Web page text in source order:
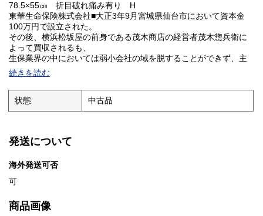
78.5×55㎝ 折目破れ痛み有り H
東華生命保険株式会社■大正3年9月宮城県仙台市において資本金
100万円で設立された。
その後、横浜松坂屋の前身である茂木商店の経営者茂木惣兵衛に
よって買収されるも、
生保業界の中においては弱小会社の域を脱することができず、主
務省である商工省の、
保険会社の整理統合を進めるべきとの方針もあり、昭和7年愛国生
命への包括移転に
伴い解散した。昭和6年12月31日時点の契約件数は、7,878件。
※HPに詳細画像UPしました。※発送はスマートレター¥180〜、
続きを読む
状態 中古品
発送について
海外発送可否
可
商品画像